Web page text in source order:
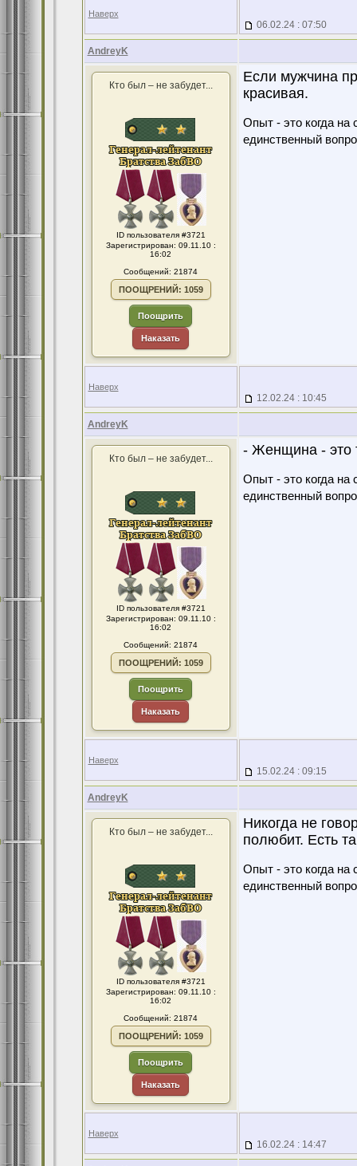
Наверх
06.02.24 : 07:50
AndreyK
Кто был – не забудет...
ID пользователя #3721
Зарегистрирован: 09.11.10 :
16:02
Сообщений: 21874
ПООЩРЕНИЙ: 1059
Поощрить
Наказать
Если мужчина
красивая.
Опыт - это когда на
единственный
Наверх
12.02.24 : 10:45
AndreyK
Кто был – не забудет...
ID пользователя #3721
Зарегистрирован: 09.11.10 :
16:02
Сообщений: 21874
ПООЩРЕНИЙ: 1059
Поощрить
Наказать
- Женщина - это
Опыт - это когда на
единственный
Наверх
15.02.24 : 09:15
AndreyK
Кто был – не забудет...
ID пользователя #3721
Зарегистрирован: 09.11.10 :
16:02
Сообщений: 21874
ПООЩРЕНИЙ: 1059
Поощрить
Наказать
Никогда не
полюбит. Есть
Опыт - это когда на
единственный
Наверх
16.02.24 : 14:47